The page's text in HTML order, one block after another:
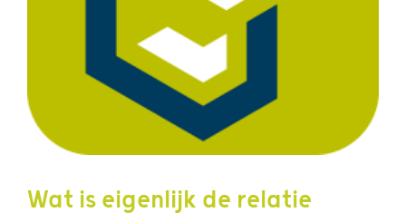
Wat is eigenlijk de relatie